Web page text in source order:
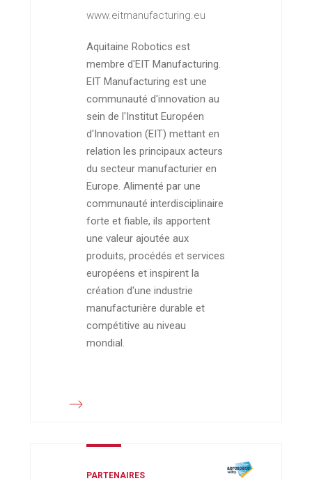
www.eitmanufacturing.eu
Aquitaine Robotics est
membre d'EIT Manufacturing.
EIT Manufacturing est une
communauté d'innovation au
sein de l'Institut Européen
d'Innovation (EIT) mettant en
relation les principaux acteurs
du secteur manufacturier en
Europe. Alimenté par une
communauté interdisciplinaire
forte et fiable, ils apportent
une valeur ajoutée aux
produits, procédés et services
européens et inspirent la
création d'une industrie
manufacturière durable et
compétitive au niveau
mondial.
PARTENAIRES